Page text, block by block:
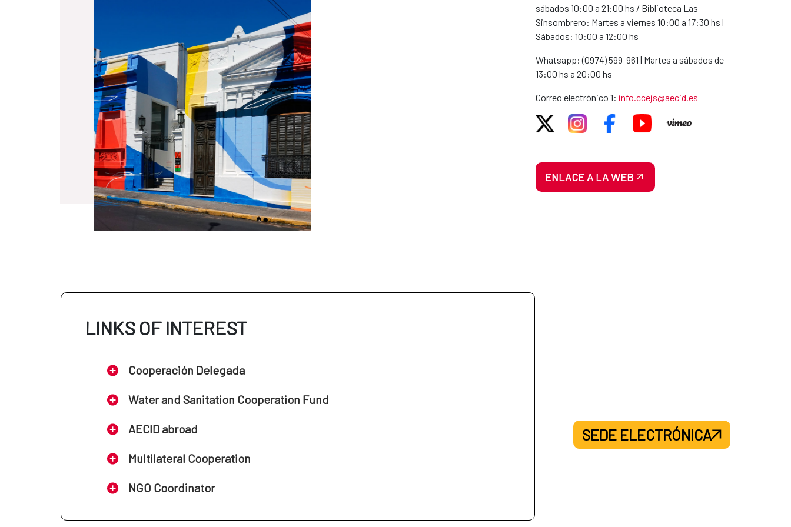
sábados 10:00 a 21:00 hs / Biblioteca Las
Sinsombrero: Martes a viernes 10:00 a 17:30 hs |
Sábados: 10:00 a 12:00 hs
Whatsapp: (0974) 599-961 | Martes a sábados de
13:00 hs a 20:00 hs
Correo electrónico 1: info.ccejs@aecid.es
ENLACE A LA WEB
LINKS OF INTEREST
Cooperación Delegada
Water and Sanitation Cooperation Fund
AECID abroad
Multilateral Cooperation
NGO Coordinator
SEDE ELECTRÓNICA